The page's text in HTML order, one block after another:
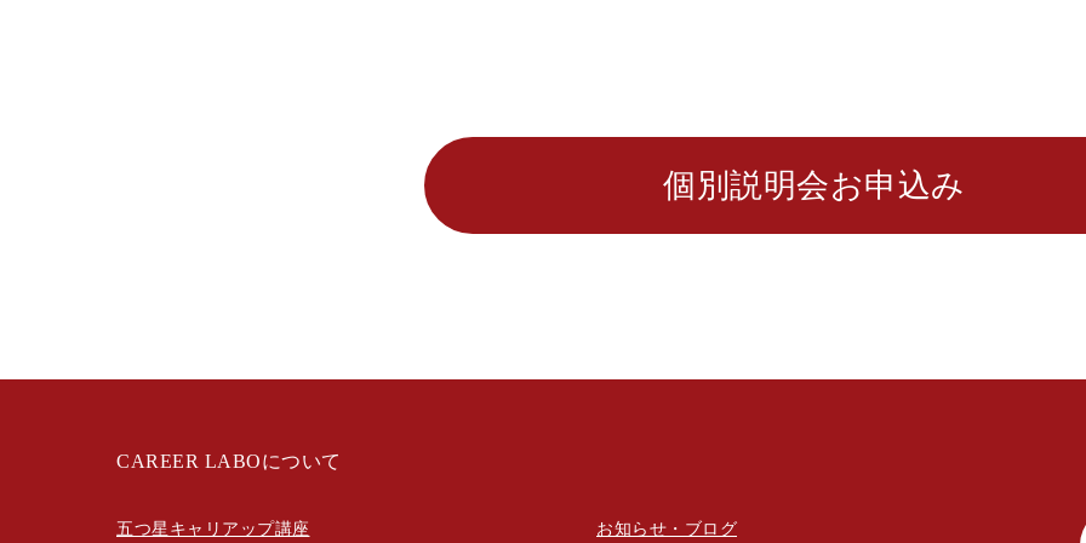
個別説明会お申込み
CAREER LABOについて
五つ星キャリアップ講座 お知らせ・ブログ